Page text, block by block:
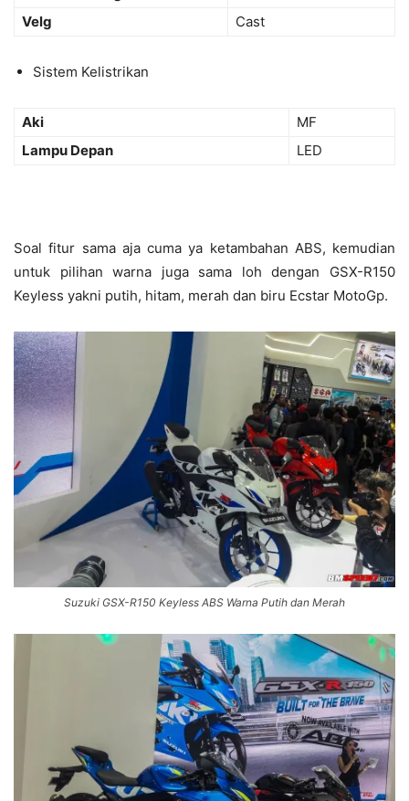
Velg
Cast
Sistem Kelistrikan
Aki
MF
Lampu Depan
LED
Soal fitur sama aja cuma ya ketambahan ABS, kemudian
untuk pilihan warna juga sama loh dengan GSX-R150
Keyless yakni putih, hitam, merah dan biru Ecstar MotoGp.
Suzuki GSX-R150 Keyless ABS Warna Putih dan Merah